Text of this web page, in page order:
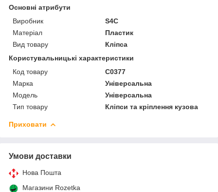
Основні атрибути
Виробник
S4C
Матеріал
Пластик
Вид товару
Кліпса
Користувальницькі характеристики
Код товару
C0377
Марка
Універсальна
Мoдель
Універсальна
Тип товару
Кліпси та кріплення кузова
Приховати
Умови доставки
Нова Пошта
Магазини Rozetka